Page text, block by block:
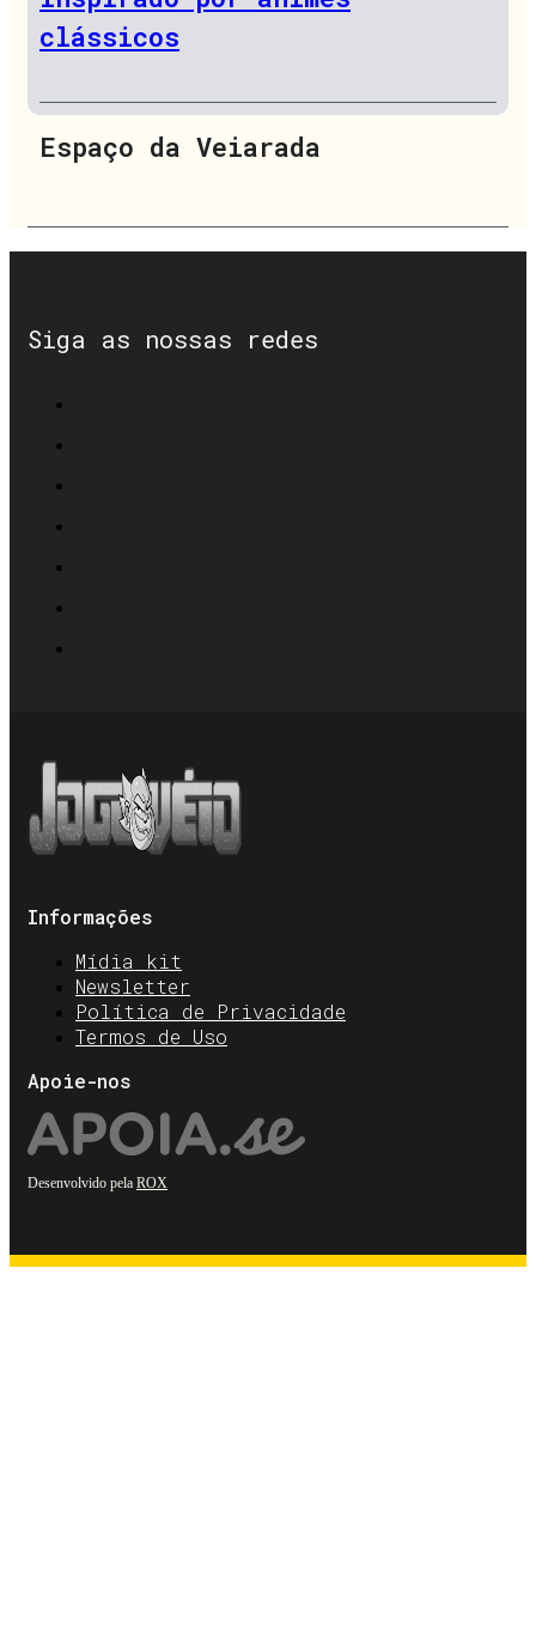
clássicos
Espaço da Veiarada
Siga as nossas redes
Informações
Mídia kit
Newsletter
Política de Privacidade
Termos de Uso
Apoie-nos
Desenvolvido pela ROX